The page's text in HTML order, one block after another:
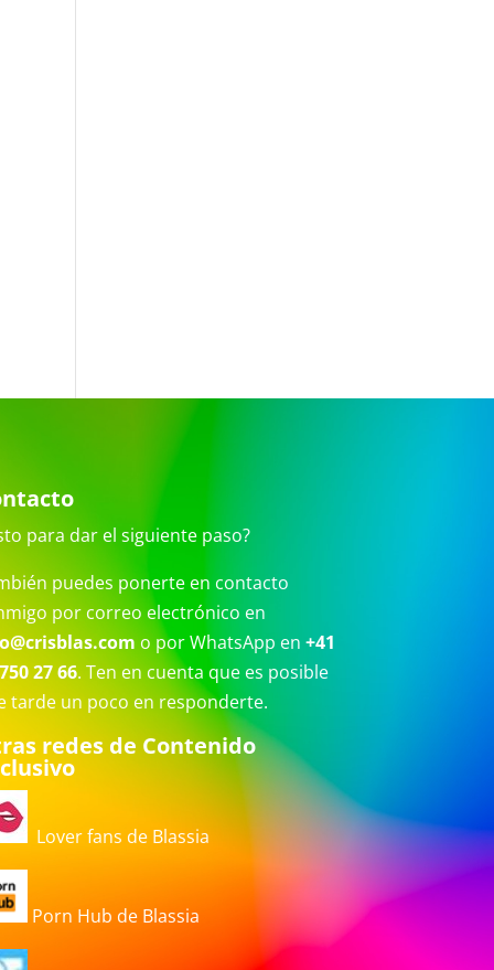
para dar el siguiente paso?
puedes ponerte en contacto
por correo electrónico en
o por WhatsApp en +41
27 66. Ten en cuenta que es posible
tarde un poco en responderte.
redes de Contenido
Lover fans de Blassia
Porn Hub de Blassia